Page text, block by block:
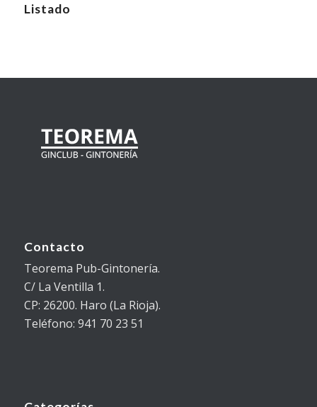
Listado
Contacto
Teorema Pub-Gintonería.
C/ La Ventilla 1.
CP: 26200. Haro (La Rioja).
Teléfono: 941 70 23 51